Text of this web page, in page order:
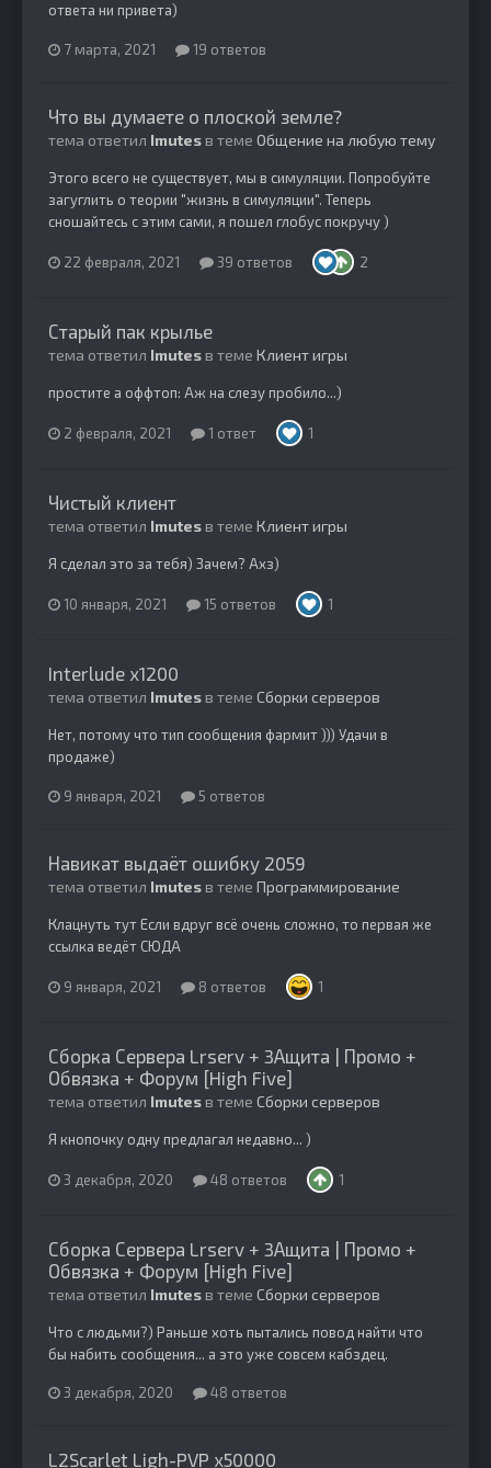
ответа ни привета)
7 марта, 2021 19 ответов
Что вы думаете о плоской земле?
тема ответил Imutesв теме Общение на любую тему
Этого всего не существует, мы в симуляции. Попробуйте
загуглить о теории "жизнь в симуляции". Теперь
сношайтесь с этим сами, я пошел глобус покручу )
22 февраля, 2021 39 ответов 2
Старый пак крылье
тема ответил Imutesв теме Клиент игры
простите а оффтоп: Аж на слезу пробило...)
2 февраля, 2021 1 ответ 1
Чистый клиент
тема ответил Imutesв теме Клиент игры
Я сделал это за тебя) Зачем? Ахз)
10 января, 2021 15 ответов 1
Interlude x1200
тема ответил Imutesв теме Сборки серверов
Нет, потому что тип сообщения фармит ))) Удачи в
продаже)
9 января, 2021 5 ответов
Навикат выдаёт ошибку 2059
тема ответил Imutesв теме Программирование
Клацнуть тут Если вдруг всё очень сложно, то первая же
ссылка ведёт СЮДА
9 января, 2021 8 ответов 1
Сборка Сервера Lrserv + 3Ащита | Промо +
Обвязка + Форум [High Five]
тема ответил Imutesв теме Сборки серверов
Я кнопочку одну предлагал недавно... )
3 декабря, 2020 48 ответов 1
Сборка Сервера Lrserv + 3Ащита | Промо +
Обвязка + Форум [High Five]
тема ответил Imutesв теме Сборки серверов
Что с людьми?) Раньше хоть пытались повод найти что
бы набить сообщения... а это уже совсем кабздец.
3 декабря, 2020 48 ответов
L2Scarlet Ligh-PVP x50000